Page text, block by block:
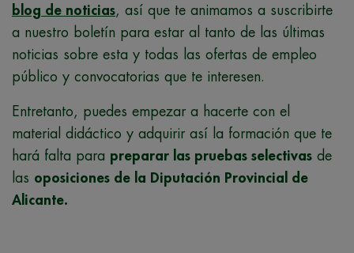
blog de noticias, así que te animamos a suscribirte
a nuestro boletín para estar al tanto de las últimas
noticias sobre esta y todas las ofertas de empleo
público y convocatorias que te interesen.
Entretanto, puedes empezar a hacerte con el
material didáctico y adquirir así la formación que te
hará falta para preparar las pruebas selectivas de
las oposiciones de la Diputación Provincial de
Alicante.